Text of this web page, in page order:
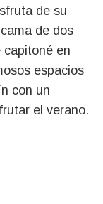
de su
de dos
capitoné en
espacios
con un
el verano.